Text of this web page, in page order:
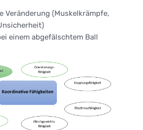
Veränderung (Muskelkrämpfe,
einem abgefälschtem Ball